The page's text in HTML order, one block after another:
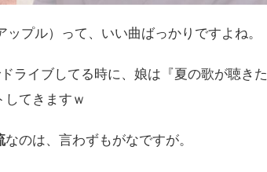
プル）って、いい曲ばっかりですよね。
ライブしてる時に、娘は『夏の歌が聴きた
てきますｗ
なのは、言わずもがなですが。